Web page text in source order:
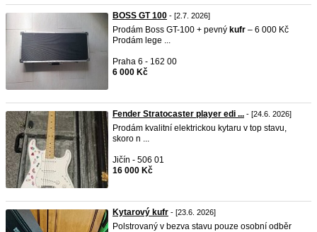
BOSS GT 100 - [2.7. 2026]
Prodám Boss GT-100 + pevný kufr – 6 000 Kč
Prodám lege ...
Praha 6 - 162 00
6 000 Kč
Fender Stratocaster player edi ... - [24.6. 2026]
Prodám kvalitní elektrickou kytaru v top stavu,
skoro n ...
Jičín - 506 01
16 000 Kč
Kytarový kufr - [23.6. 2026]
Polstrovaný v bezva stavu pouze osobní odběr